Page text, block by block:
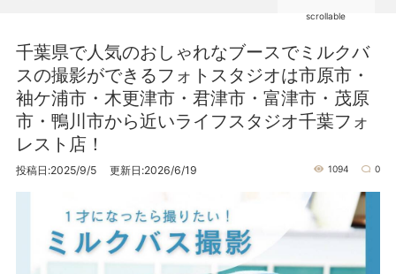
scrollable
千葉県で人気のおしゃれなブースでミルクバ
スの撮影ができるフォトスタジオは市原市・
袖ケ浦市・木更津市・君津市・富津市・茂原
市・鴨川市から近いライフスタジオ千葉フォ
レスト店！
投稿日:2025/9/5 更新日:2026/6/19 1094 0